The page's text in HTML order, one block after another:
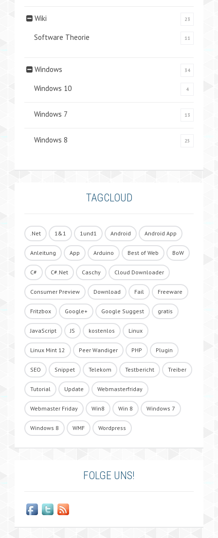
Wiki 23
Software Theorie 11
Windows 34
Windows 10 4
Windows 7 13
Windows 8 25
TAGCLOUD
.Net 1&1 1und1 Android Android App
Anleitung App Arduino Best of Web BoW
C# C#.Net Caschy Cloud Downloader
Consumer Preview Download Fail Freeware
Fritzbox Google+ Google Suggest gratis
JavaScript JS kostenlos Linux
Linux Mint 12 Peer Wandiger PHP Plugin
SEO Snippet Telekom Testbericht Treiber
Tutorial Update Webmasterfriday
Webmaster Friday Win8 Win 8 Windows 7
Windows 8 WMF Wordpress
FOLGE UNS!